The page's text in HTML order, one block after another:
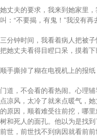
丈夫的要求，我来到她家里
：“不要揭，有鬼！”我没有
分钟时间，我看着病人把被
她丈夫看得目瞪口呆，摸着
手撕掉了糊在电视机上的报
道，不会看的看热闹。心理
凉风，太冷了就来点暖气，
原因，顺着难受往前挖，哪
和死人的面孔。他以为是找
世，前世找不到病因就看前